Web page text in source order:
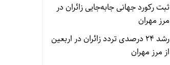
ثبت رکورد جهانی جابه‌جایی زائران در
مرز مهران
رشد ۲۴ درصدی تردد زائران در اربعین
از مرز مهران